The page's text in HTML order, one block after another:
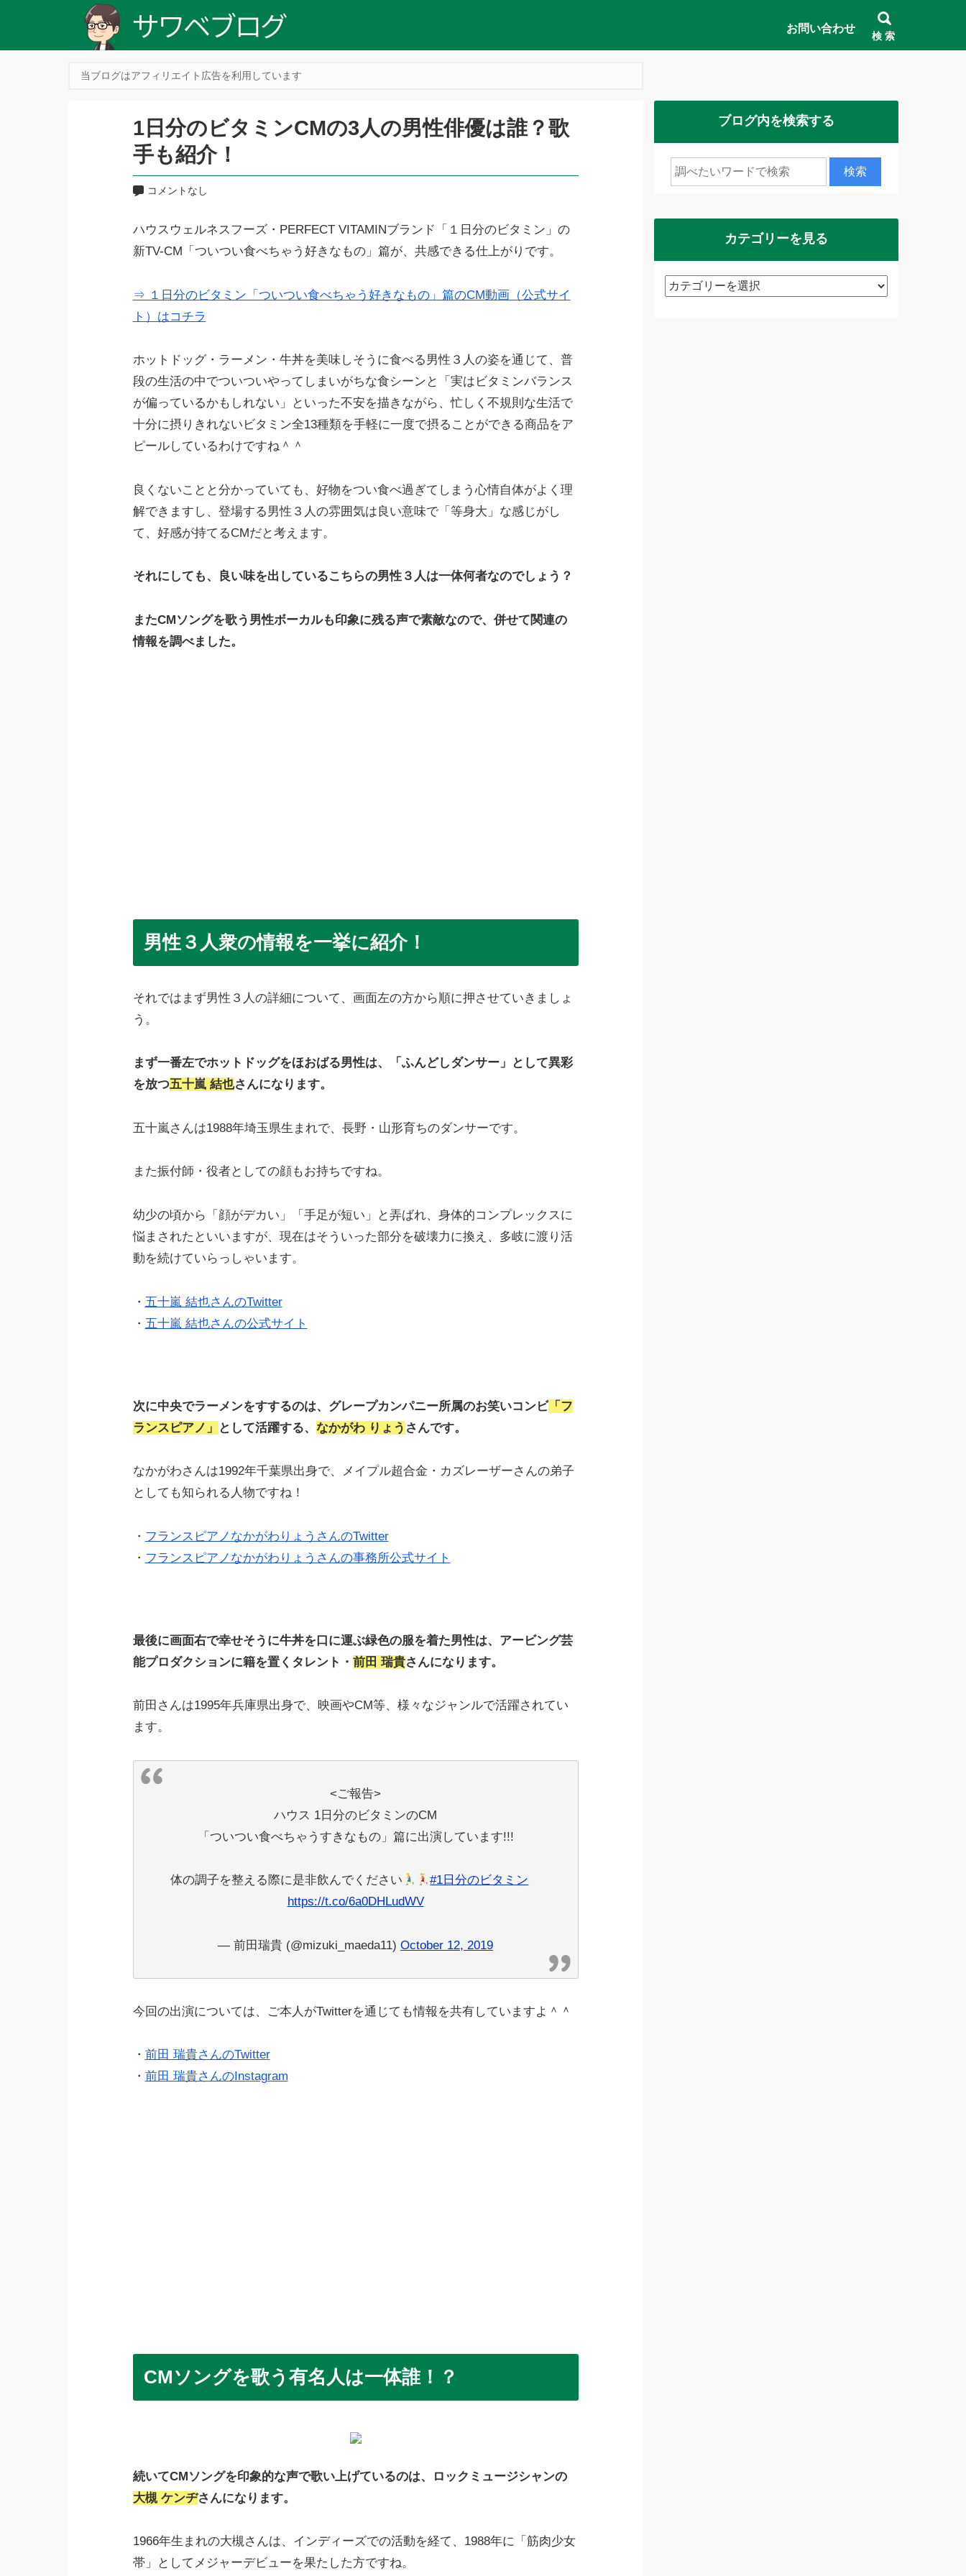
お問い合わせ
検 索
当ブログはアフィリエイト広告を利用しています
1日分のビタミンCMの3人の男性俳優は誰？歌
手も紹介！
コメントなし
ハウスウェルネスフーズ・PERFECT VITAMINブランド「１日分のビタミン」の
新TV-CM「ついつい食べちゃう好きなもの」篇が、共感できる仕上がりです。
⇒ １日分のビタミン「ついつい食べちゃう好きなもの」篇のCM動画（公式サイ
ト）はコチラ
ホットドッグ・ラーメン・牛丼を美味しそうに食べる男性３人の姿を通じて、普
段の生活の中でついついやってしまいがちな食シーンと「実はビタミンバランス
が偏っているかもしれない」といった不安を描きながら、忙しく不規則な生活で
十分に摂りきれないビタミン全13種類を手軽に一度で摂ることができる商品をア
ピールしているわけですね＾＾
良くないことと分かっていても、好物をつい食べ過ぎてしまう心情自体がよく理
解できますし、登場する男性３人の雰囲気は良い意味で「等身大」な感じがし
て、好感が持てるCMだと考えます。
それにしても、良い味を出しているこちらの男性３人は一体何者なのでしょう？
またCMソングを歌う男性ボーカルも印象に残る声で素敵なので、併せて関連の
情報を調べました。
男性３人衆の情報を一挙に紹介！
それではまず男性３人の詳細について、画面左の方から順に押させていきましょ
う。
まず一番左でホットドッグをほおばる男性は、「ふんどしダンサー」として異彩
を放つ五十嵐 結也さんになります。
五十嵐さんは1988年埼玉県生まれで、長野・山形育ちのダンサーです。
また振付師・役者としての顔もお持ちですね。
幼少の頃から「顔がデカい」「手足が短い」と弄ばれ、身体的コンプレックスに
悩まされたといいますが、現在はそういった部分を破壊力に換え、多岐に渡り活
動を続けていらっしゃいます。
・ 五十嵐 結也さんのTwitter
・ 五十嵐 結也さんの公式サイト
次に中央でラーメンをすするのは、グレープカンパニー所属のお笑いコンビ「フ
ランスピアノ」
として活躍する、 なかがわ りょう さんです。
なかがわさんは1992年千葉県出身で、メイプル超合金・カズレーザーさんの弟子
としても知られる人物ですね！
・ フランスピアノなかがわりょうさんのTwitter
・ フランスピアノなかがわりょうさんの事務所公式サイト
最後に画面右で幸せそうに牛丼を口に運ぶ緑色の服を着た男性は、アービング芸
能プロダクションに籍を置くタレント・ 前田 瑞貴さんになります。
前田さんは1995年兵庫県出身で、映画やCM等、様々なジャンルで活躍されてい
ます。
<ご報告>
ハウス 1日分のビタミンのCM
「ついつい食べちゃうすきなもの」篇に出演しています!!!
体の調子を整える際に是非飲んでください
#1日分のビタミン
https://t.co/6a0DHLudWV
— 前田瑞貴 (@mizuki_maeda11) October 12, 2019
今回の出演については、ご本人がTwitterを通じても情報を共有していますよ＾＾
・ 前田 瑞貴さんのTwitter
・ 前田 瑞貴さんのInstagram
CMソングを歌う有名人は一体誰！？
続いてCMソングを印象的な声で歌い上げているのは、ロックミュージシャンの
大槻 ケンヂさんになります。
1966年生まれの大槻さんは、インディーズでの活動を経て、1988年に「筋肉少女
帯」としてメジャーデビューを果たした方ですね。
ブログ内を検索する
カテゴリーを見る
カ